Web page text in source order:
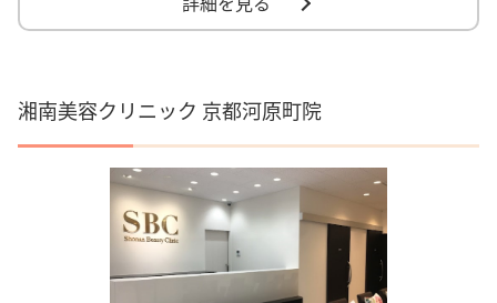
湘南美容クリニック 京都河原町院